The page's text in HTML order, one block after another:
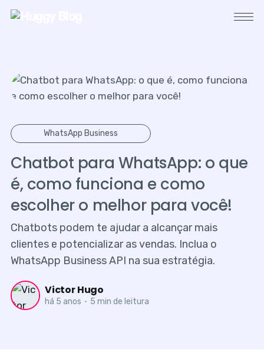
WhatsApp Business
Chatbot para WhatsApp: o que
é, como funciona e como
escolher o melhor para você!
Chatbots podem te ajudar a alcançar mais
clientes e potencializar as vendas. Inclua o
WhatsApp Business API na sua estratégia.
Victor Hugo
há 5 anos • 5 min de leitura